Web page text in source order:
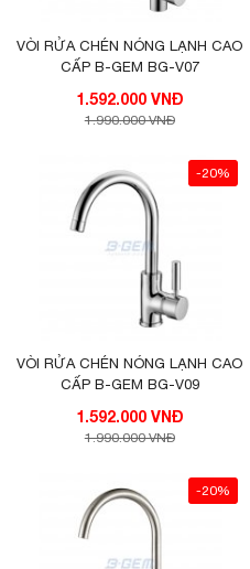
VÒI RỬA CHÉN NÓNG LẠNH CAO
CẤP B-GEM BG-V07
1.592.000 VNĐ
1.990.000 VNĐ
-20%
VÒI RỬA CHÉN NÓNG LẠNH CAO
CẤP B-GEM BG-V09
1.592.000 VNĐ
1.990.000 VNĐ
-20%